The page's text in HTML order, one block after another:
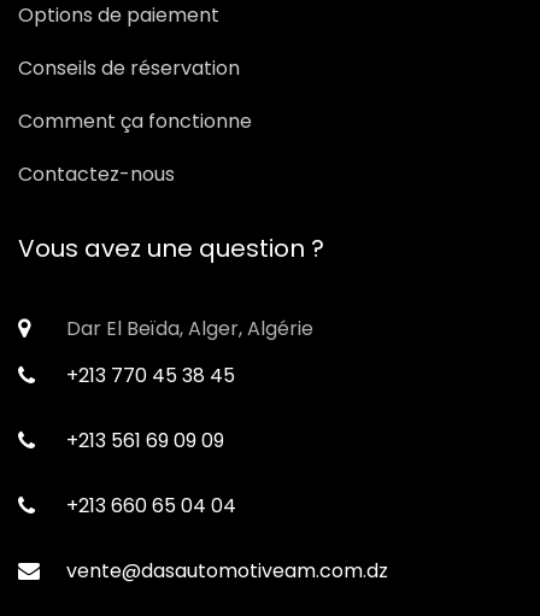
Options de paiement
Conseils de réservation
Comment ça fonctionne
Contactez-nous
Vous avez une question ?
Dar El Beïda, Alger, Algérie
+213 770 45 38 45
+213 561 69 09 09
+213 660 65 04 04
vente@dasautomotiveam.com.dz